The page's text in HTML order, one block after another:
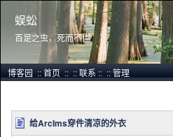
蜈蚣
百足之虫，死而不僵
博客园::首页::::联系::::管理
给ArcIms穿件清凉的外衣